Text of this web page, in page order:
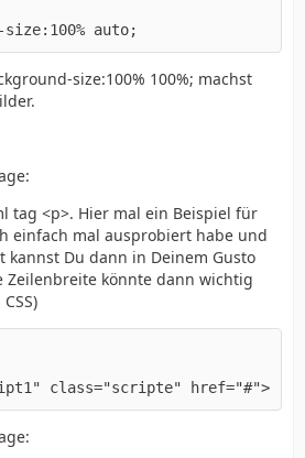
size:100% auto;
size:100% 100%; machst
tag <p>. Hier mal ein Beispiel für
einfach mal ausprobiert habe und
kannst Du dann in Deinem Gusto
Zeilenbreite könnte dann wichtig
class="scripte"